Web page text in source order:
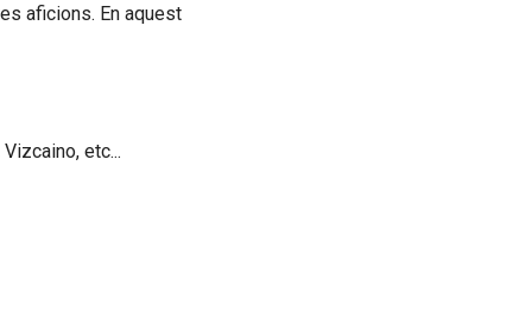
aficions. En aquest
etc...